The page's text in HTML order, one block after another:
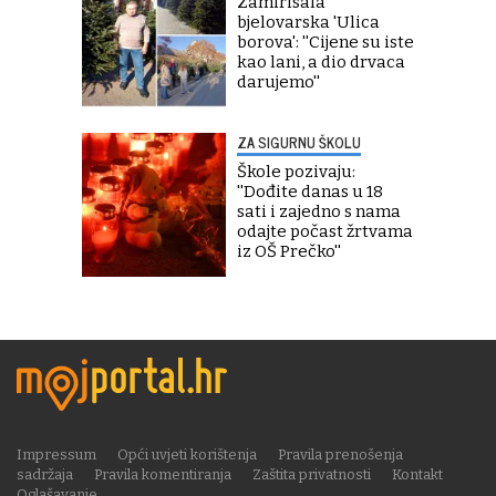
bjelovarska 'Ulica
borova': ''Cijene su iste
kao lani, a dio drvaca
darujemo''
ZA SIGURNU ŠKOLU
Škole pozivaju:
''Dođite danas u 18
sati i zajedno s nama
odajte počast žrtvama
iz OŠ Prečko''
Impressum Opći uvjeti korištenja
Pravila prenošenja
sadržaja
Pravila komentiranja Zaštita privatnosti
Kontakt